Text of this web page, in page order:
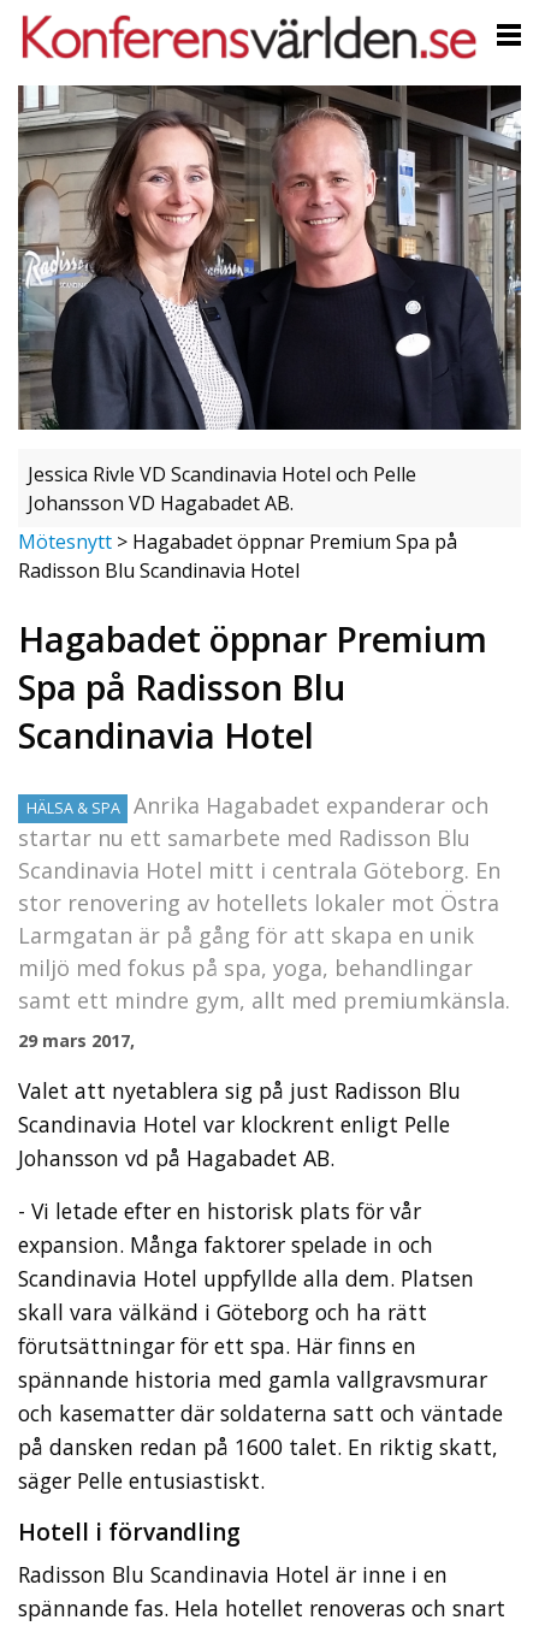
Jessica Rivle VD Scandinavia Hotel och Pelle
Johansson VD Hagabadet AB.
Mötesnytt > Hagabadet öppnar Premium Spa på
Radisson Blu Scandinavia Hotel
Hagabadet öppnar Premium
Spa på Radisson Blu
Scandinavia Hotel
HÄLSA & SPA
Anrika Hagabadet expanderar och
startar nu ett samarbete med Radisson Blu
Scandinavia Hotel mitt i centrala Göteborg. En
stor renovering av hotellets lokaler mot Östra
Larmgatan är på gång för att skapa en unik
miljö med fokus på spa, yoga, behandlingar
samt ett mindre gym, allt med premiumkänsla.
29 mars 2017,
Valet att nyetablera sig på just Radisson Blu
Scandinavia Hotel var klockrent enligt Pelle
Johansson vd på Hagabadet AB.
- Vi letade efter en historisk plats för vår
expansion. Många faktorer spelade in och
Scandinavia Hotel uppfyllde alla dem. Platsen
skall vara välkänd i Göteborg och ha rätt
förutsättningar för ett spa. Här finns en
spännande historia med gamla vallgravsmurar
och kasematter där soldaterna satt och väntade
på dansken redan på 1600 talet. En riktig skatt,
säger Pelle entusiastiskt.
Hotell i förvandling
Radisson Blu Scandinavia Hotel är inne i en
spännande fas. Hela hotellet renoveras och snart